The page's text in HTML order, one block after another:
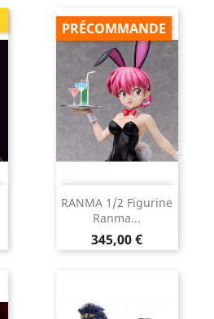
RANMA 1/2 Figurine
Ranma...
Prix
345,00 €
PRÉCOMMANDE